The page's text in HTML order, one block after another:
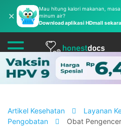
✕
Mau hitung kalori makanan,
minum air?
Download aplikasi HDmall
Artikel Kesehatan
Layanan
Pengobatan
Obat